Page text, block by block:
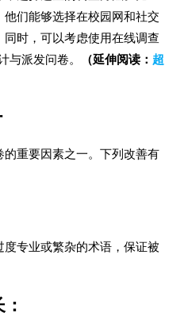
们能够选择在校园网和社交
时，可以考虑使用在线调查
与派发问卷。
（延伸阅读： 超
的重要因素之一。下列改善有
专业或繁杂的术语，保证被